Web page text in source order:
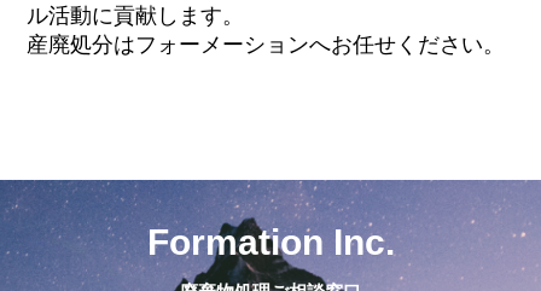
ル活動に貢献します。
産廃処分はフォーメーションへお任せください。
Formation Inc.